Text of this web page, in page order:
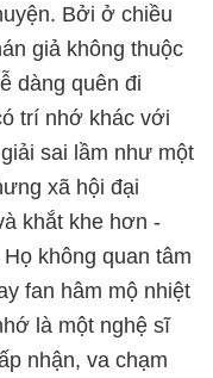
Bởi ở chiều
giả không thuộc
dàng quên đi
trí nhớ khác với
sai lầm như một
xã hội đại
khắt khe hơn -
không quan tâm
fan hâm mộ nhiệt
là một nghệ sĩ
nhận, va chạm